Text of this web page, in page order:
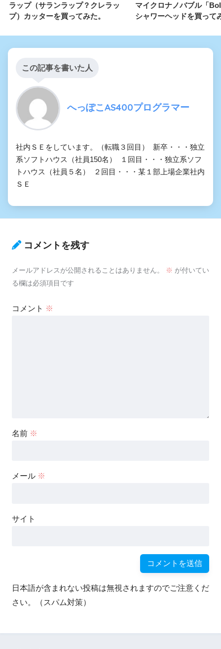
ラップ（サランラップ？クレラッ
プ）カッターを買ってみた。
マイクロナノバブル「
シャワーヘッドを買って
この記事を書いた人
へっぽこAS400プログラマー
社内ＳＥをしています。（転職３回目） 新卒・・・独立
系ソフトハウス（社員150名） １回目・・・独立系ソフ
トハウス（社員５名） ２回目・・・某１部上場企業社内
ＳＥ
コメントを残す
メールアドレスが公開されることはありません。 ※ が付いてい
る欄は必須項目です
コメント ※
名前 ※
メール ※
サイト
日本語が含まれない投稿は無視されますのでご注意くだ
さい。（スパム対策）